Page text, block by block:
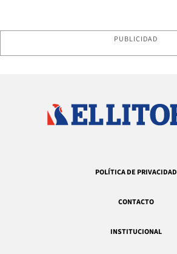
PUBLICIDAD
POLÍTICA DE PRIVACIDAD
CONTACTO
INSTITUCIONAL